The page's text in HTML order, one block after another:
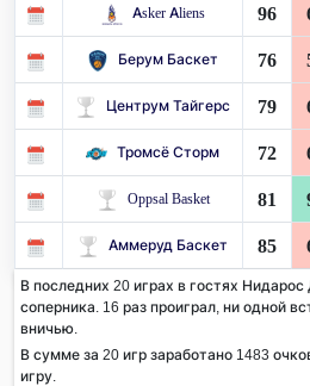
Asker Aliens 96
Берум Баскет 76
Центрум Тайгерс 79
Тромсё Сторм 72
Oppsal Basket 81
Аммеруд Баскет 85
В последних 20 играх в гостях
соперника. 16 раз проиграл, ни одной
вничью.
В сумме за 20 игр заработано 1483
игру.